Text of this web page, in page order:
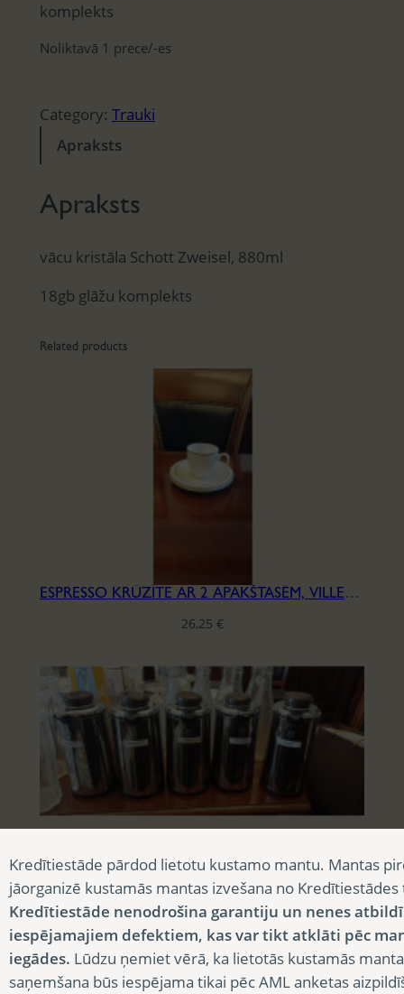
komplekts
Noliktavā 1 prece/-es
Category: Trauki
Apraksts
Apraksts
vācu kristāla Schott Zweisel, 880ml
18gb glāžu komplekts
Related products
ESPRESSO KRŪZĪTE AR 2 APAKŠTASĒM, VILLEROY & BOCH, SĒRIJA IVOIRE
26,25 €
KAFIJAS KANNAS UN KARSTĀ ŪDENS TERMOSI
13,13€
Kredītiestāde pārdod lietotu kustamo mantu. Mantas
jāorganizē kustamās mantas izvešana no
Kredītiestāde nenodrošina garantiju un nenes
iespējamajiem defektiem, kas var tikt atklāti pēc
iegādes. Lūdzu ņemiet vērā, ka lietotās kustamās
saņemšana būs iespējama tikai pēc AML anketas